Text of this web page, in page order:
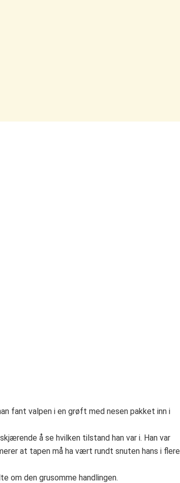
fant valpen i en grøft med nesen pakket inn i
å se hvilken tilstand han var i. Han var
at tapen må ha vært rundt snuten hans i flere
om den grusomme handlingen.